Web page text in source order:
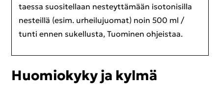
taes­sa suo­si­tel­laan nes­teyt­tä­mään iso­to­ni­sil­la
nes­teil­lä (esim. ur­hei­lu­juo­mat) noin 500 ml /
tunti ennen su­kel­lus­ta, Tuo­mi­nen oh­jeis­taa.
Huo­mio­ky­ky ja kylmä